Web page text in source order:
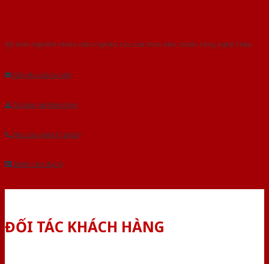
Với kinh nghiệm nhiêu năm nghiên cứu cửa theo tiêu chuẩn công nghệ Châu
Gửi yêu cầu tư vấn
Tải báo giá tổng hợp
Yêu cầu gọi lại (3 phút)
Dành cho đại lý
ĐỐI TÁC KHÁCH HÀNG